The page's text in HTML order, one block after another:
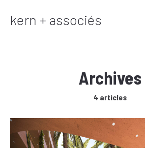
kern + associés
Archives
4 articles